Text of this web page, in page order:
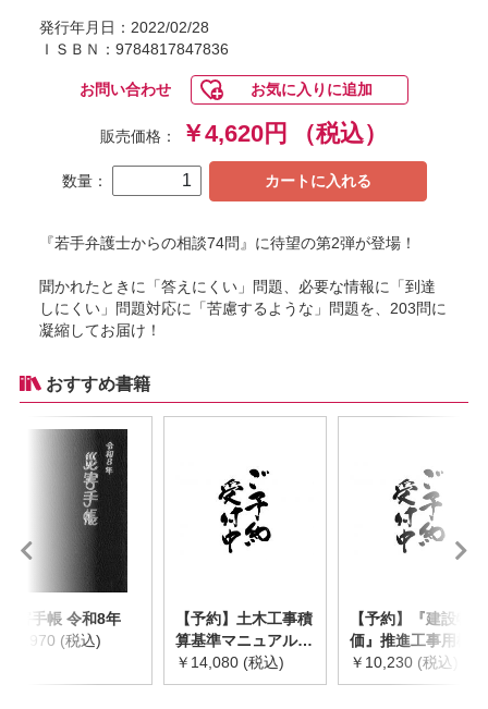
発行年月日：2022/02/28
ＩＳＢＮ：9784817847836
お問い合わせ お気に入りに追加
販売価格： ￥4,620円 （税込）
数量： カートに入れる
『若手弁護士からの相談74問』に待望の第2弾が登場！
聞かれたときに「答えにくい」問題、必要な情報に「到達
しにくい」問題対応に「苦慮するような」問題を、203問に
凝縮してお届け！
おすすめ書籍
災害手帳 令和8年
￥2,970 (税込)
【予約】土木工事積
算基準マニュアル
令和8年度版
※2026年8月下旬発
￥14,080 (税込)
【予約】『建設物
価』推進工事用機械
器具等基礎価格表
2026年度版
￥10,230 (税込)